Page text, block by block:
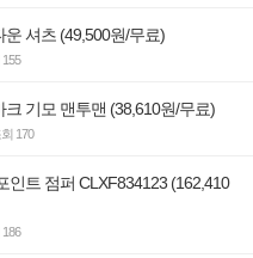
셔츠 (49,500원/무료)
155
기모 맨투맨 (38,610원/무료)
170
인트 점퍼 CLXF834123 (162,410
186